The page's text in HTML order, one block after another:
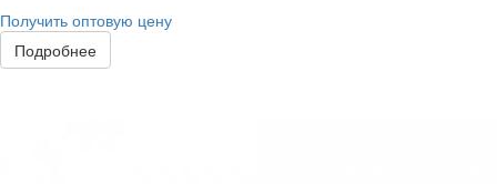
Получить оптовую цену
Подробнее